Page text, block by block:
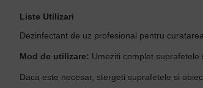
Liste Utilizari
Dezinfectant de uz profesional pentru
Mod de utilizare: Umeziti complet
Daca este necesar, stergeti suprafetele si